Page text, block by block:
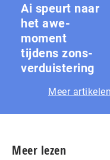
Ai speurt naar
het awe-
moment
tijdens zons­
ver­duis­te­ring
Meer artikelen
Meer lezen